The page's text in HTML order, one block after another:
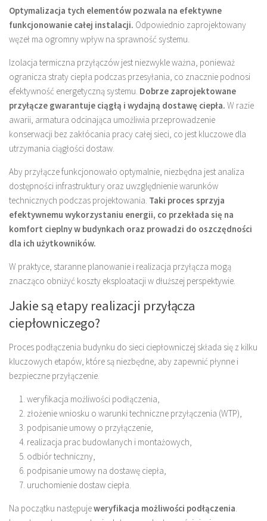
Optymalizacja tych elementów pozwala na efektywne
funkcjonowanie całej instalacji. Odpowiednio zaprojektowany
węzeł ma ogromny wpływ na sprawność systemu.
Izolacja termiczna przyłączów jest niezwykle ważna, ponieważ
ogranicza straty ciepła podczas przesyłania, co znacznie podnosi
efektywność energetyczną systemu. Dobrze zaprojektowane
przyłącze gwarantuje ciągłą i wydajną dostawę ciepła. W razie
awarii, armatura odcinająca umożliwia przeprowadzenie
konserwacji bez zakłócania pracy całej sieci, co jest kluczowe dla
utrzymania ciągłości dostaw.
Aby przyłącze funkcjonowało optymalnie, niezbędna jest analiza
dostępności infrastruktury oraz uwzględnienie warunków
technicznych podczas projektowania. Taki proces sprzyja
efektywnemu wykorzystaniu energii, co przekłada się na
komfort cieplny w budynkach oraz prowadzi do oszczędności
dla ich użytkowników.
W praktyce, staranne planowanie i realizacja przyłącza mogą
znacząco obniżyć koszty eksploatacji w dłuższej perspektywie.
Jakie są etapy realizacji przyłącza
ciepłowniczego?
Proces podłączenia budynku do sieci ciepłowniczej składa się z kilku
kluczowych etapów, które są niezbędne, aby zapewnić płynne i
bezpieczne przyłączenie.
weryfikacja możliwości podłączenia,
złożenie wniosku o warunki techniczne przyłączenia (WTP),
podpisanie umowy o przyłączenie,
realizacja prac budowlanych i montażowych,
odbiór techniczny,
podpisanie umowy na dostawę ciepła,
uruchomienie dostaw ciepła.
Na początku następujeweryfikacja możliwości podłączenia.